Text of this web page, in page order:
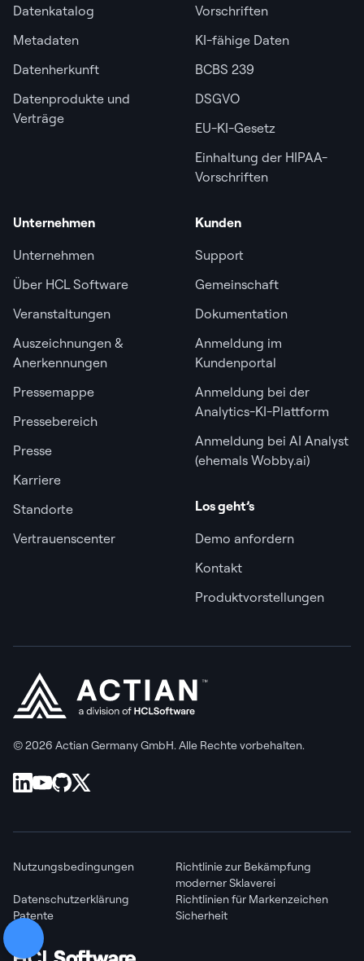
Datenkatalog
Metadaten
Datenherkunft
Datenprodukte und
Verträge
Vorschriften
KI-fähige Daten
BCBS 239
DSGVO
EU-KI-Gesetz
Einhaltung der HIPAA-
Vorschriften
Unternehmen
Unternehmen
Über HCL Software
Veranstaltungen
Auszeichnungen &
Anerkennungen
Pressemappe
Pressebereich
Presse
Karriere
Standorte
Vertrauenscenter
Kunden
Support
Gemeinschaft
Dokumentation
Anmeldung im
Kundenportal
Anmeldung bei der
Analytics-KI-Plattform
Anmeldung bei AI Analyst
(ehemals Wobby.ai)
Los geht’s
Demo anfordern
Kontakt
Produktvorstellungen
© 2026 Actian Germany GmbH. Alle Rechte vorbehalten.
Nutzungsbedingungen
Richtlinie zur Bekämpfung
moderner Sklaverei
Datenschutzerklärung
Richtlinien für Markenzeichen
Patente
Sicherheit